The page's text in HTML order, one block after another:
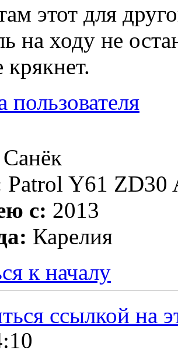
этот для
на ходу не
Санёк
Patrol Y61 ZD30
с: 2013
Карелия
к началу